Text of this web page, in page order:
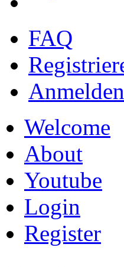
FAQ
Anmelden
Welcome
About
Youtube
Login
Register